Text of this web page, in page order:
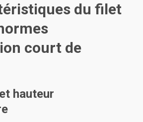
du filet
court de
hauteur